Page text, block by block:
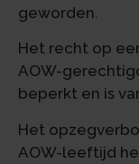
geworden.
Het recht op
AOW-
beperkt en is
Het
AOW-leeftijd